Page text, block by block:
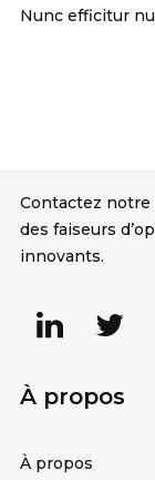
Nunc efficitur
Contactez notre
des faiseurs
innovants.
À propos
À propos